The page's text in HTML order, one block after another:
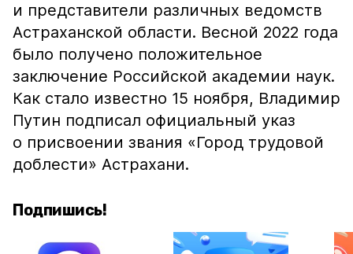
и представители различных ведомств
Астраханской области. Весной 2022 года
было получено положительное
заключение Российской академии наук.
Как стало известно 15 ноября, Владимир
Путин подписал официальный указ
о присвоении звания «Город трудовой
доблести» Астрахани.
Подпишись!